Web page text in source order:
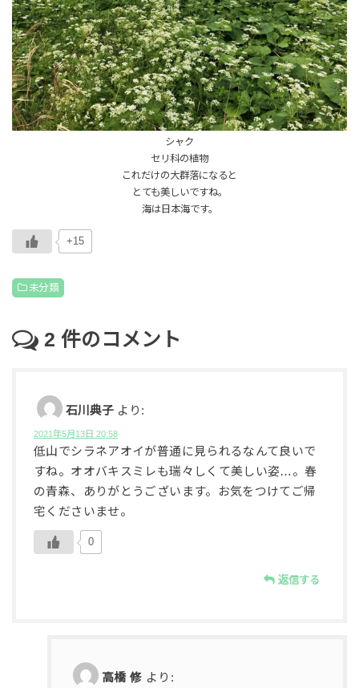
シャク
セリ科の植物
これだけの大群落になると
とても美しいですね。
海は日本海です。
+15
未分類
2 件のコメント
石川典子 より:
2021年5月13日 20:58
低山でシラネアオイが普通に見られるなんて良いで
すね。オオバキスミレも瑞々しくて美しい姿…。春
の青森、ありがとうございます。お気をつけてご帰
宅くださいませ。
0
返信する
高橋 修 より: